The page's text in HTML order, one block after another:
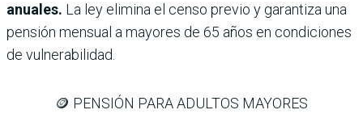
anuales. La ley elimina el censo previo y garantiza una
pensión mensual a mayores de 65 años en condiciones
de vulnerabilidad.
🪙 PENSIÓN PARA ADULTOS MAYORES